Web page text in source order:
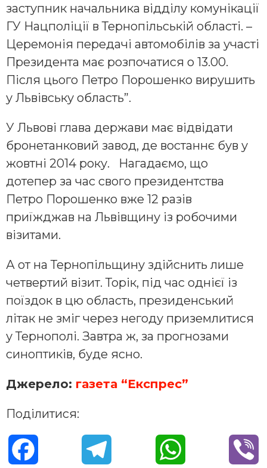
заступник начальника відділу комунікації
ГУ Нацполіції в Тернопільській області. –
Церемонія передачі автомобілів за участі
Президента має розпочатися о 13.00.
Після цього Петро Порошенко вирушить
у Львівську область”.
У Львові глава держави має відвідати
бронетанковий завод, де востаннє був у
жовтні 2014 року. Нагадаємо, що
дотепер за час свого президентства
Петро Порошенко вже 12 разів
приїжджав на Львівщину із робочими
візитами.
А от на Тернопільщину здійснить лише
четвертий візит. Торік, під час однієї із
поїздок в цю область, президенський
літак не зміг через негоду приземлитися
у Тернополі. Завтра ж, за прогнозами
синоптиків, буде ясно.
Джерело: газета “Експрес”
Поділитися: